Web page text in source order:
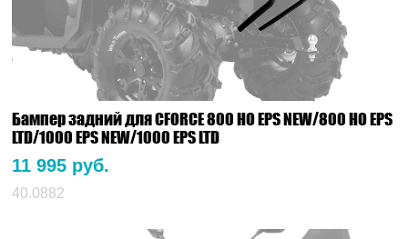
Бампер задний для CFORCE 800 HO EPS NEW/800 HO EPS
LTD/1000 EPS NEW/1000 EPS LTD
11 995 руб.
40.0882